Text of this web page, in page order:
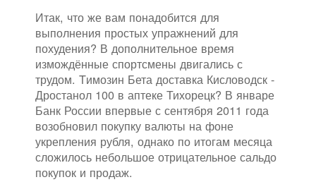
Итак, что же вам понадобится для
выполнения простых упражнений для
похудения? В дополнительное время
измождённые спортсмены двигались с
трудом. Tимозин Бета доставка Кисловодск -
Дростанол 100 в аптеке Тихорецк? В январе
Банк России впервые с сентября 2011 года
возобновил покупку валюты на фоне
укрепления рубля, однако по итогам месяца
сложилось небольшое отрицательное сальдо
покупок и продаж.